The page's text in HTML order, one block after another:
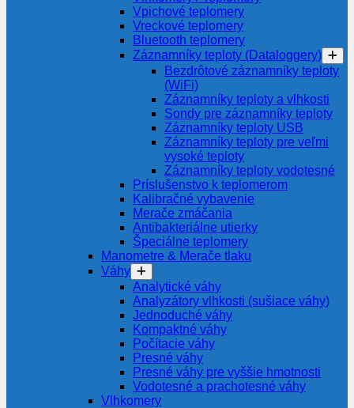
Vpichové teplomery
Vreckové teplomery
Bluetooth teplomery
Záznamníky teploty (Dataloggery)
Bezdrôtové záznamníky teploty
(WiFi)
Záznamníky teploty a vlhkosti
Sondy pre záznamníky teploty
Záznamníky teploty USB
Záznamníky teploty pre veľmi
vysoké teploty
Záznamníky teploty vodotesné
Príslušenstvo k teplomerom
Kalibračné vybavenie
Merače zmáčania
Antibakteriálne utierky
Špeciálne teplomery
Manometre & Merače tlaku
Váhy
Analytické váhy
Analyzátory vlhkosti (sušiace váhy)
Jednoduché váhy
Kompaktné váhy
Počítacie váhy
Presné váhy
Presné váhy pre vyššie hmotnosti
Vodotesné a prachotesné váhy
Vlhkomery